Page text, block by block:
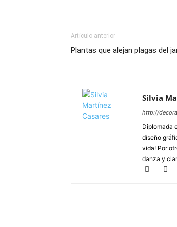
Artículo anterior
Plantas que alejan plagas del
Silvia
http://
Diplomada
diseño
vida! Por
danza y